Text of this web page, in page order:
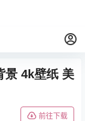
景 4k壁纸 美
前往下载